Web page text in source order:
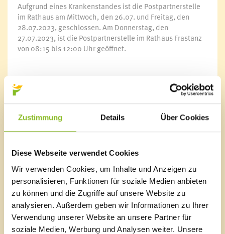
Zustimmung Details Über Cookies
Diese Webseite verwendet Cookies
Wir verwenden Cookies, um Inhalte und Anzeigen zu
personalisieren, Funktionen für soziale Medien anbieten
zu können und die Zugriffe auf unsere Website zu
analysieren. Außerdem geben wir Informationen zu Ihrer
Verwendung unserer Website an unsere Partner für
soziale Medien, Werbung und Analysen weiter. Unsere
Aufgrund eines Krankenstandes ist die Postpartnerstelle
im Rathaus am Mittwoch, den 26.07. und Freitag, den
28.07.2023, geschlossen. Am Donnerstag, den
27.07.2023, ist die Postpartnerstelle im Rathaus Frastanz
von 08:15 bis 12:00 Uhr geöffnet.
Wir danken für Ihr Verständnis.
Sägenplatz 1
A-6820 Frastanz, Österreich
Lageplan
T0043 5522 51534-0
F 0043 5522 51534-6
E-Mail an das Gemeindeamt